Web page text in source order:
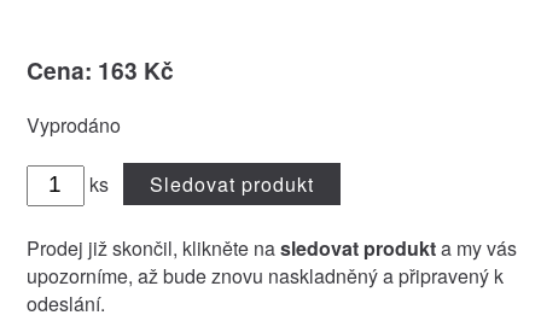
Cena: 163 Kč
Vyprodáno
ks Sledovat produkt
Prodej již skončil, klikněte nasledovat produkta my vás
upozorníme, až bude znovu naskladněný a připravený k
odeslání.